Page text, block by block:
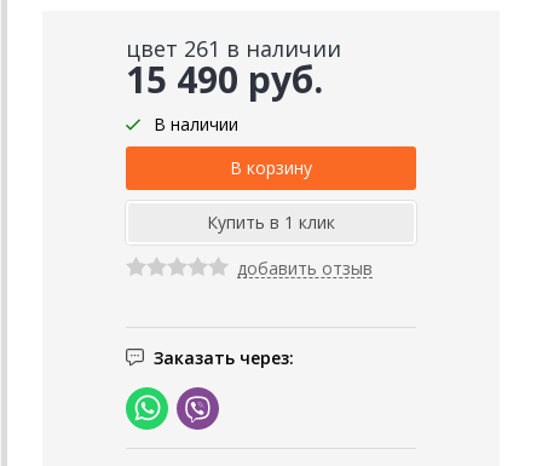
цвет 261 в наличии
15 490 руб.
В наличии
добавить отзыв
Заказать через: